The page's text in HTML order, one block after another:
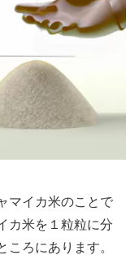
マイカ米のことで
カ米を１粒粒に分
ころにあります。